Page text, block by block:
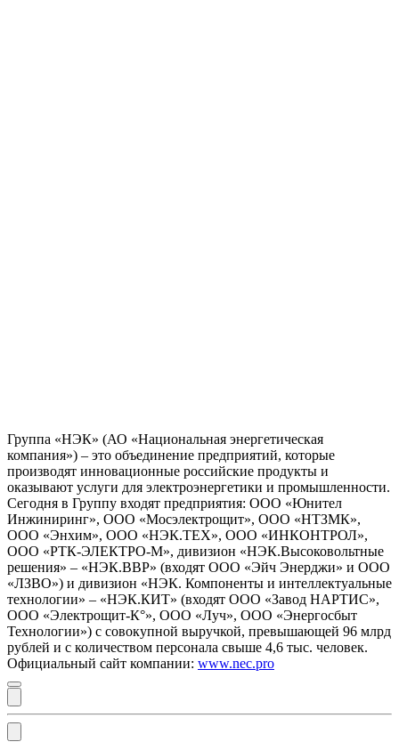
Группа «НЭК» (АО «Национальная энергетическая
компания») – это объединение предприятий, которые
производят инновационные российские продукты и
оказывают услуги для электроэнергетики и промышленности.
Сегодня в Группу входят предприятия: ООО «Юнител
Инжиниринг», ООО «Мосэлектрощит», ООО «НТЗМК»,
ООО «Энхим», ООО «НЭК.ТЕХ», ООО «ИНКОНТРОЛ»,
ООО «РТК-ЭЛЕКТРО-М», дивизион «НЭК.Высоковольтные
решения» – «НЭК.ВВР» (входят ООО «Эйч Энерджи» и ООО
«ЛЗВО») и дивизион «НЭК. Компоненты и интеллектуальные
технологии» – «НЭК.КИТ» (входят ООО «Завод НАРТИС»,
ООО «Электрощит-К°», ООО «Луч», ООО «Энергосбыт
Технологии») с совокупной выручкой, превышающей 96 млрд
рублей и с количеством персонала свыше 4,6 тыс. человек.
Официальный сайт компании: www.nec.pro